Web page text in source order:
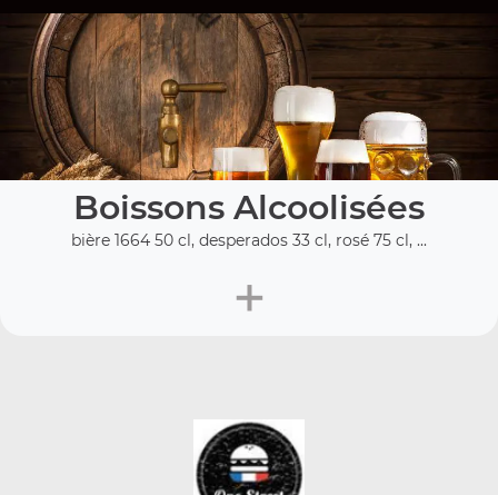
Boissons Alcoolisées
bière 1664 50 cl, desperados 33 cl, rosé 75 cl, ...
+